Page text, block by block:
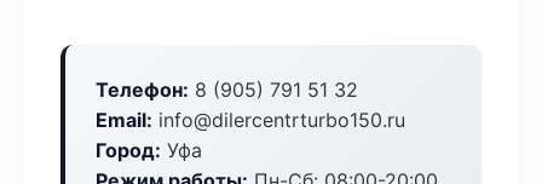
Телефон: 8 (905) 791 51 32
Email: info@dilercentrturbo150.ru
Город: Уфа